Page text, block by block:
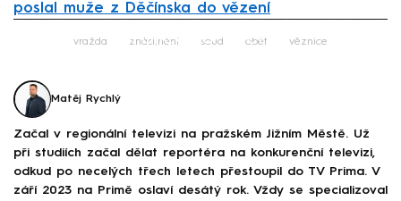
poslal muže z Děčínska do vězení
Failed to fetch
vražda znásilnění soud oběť věznice
Matěj Rychlý
Začal v regionální televizi na pražském Jižním Městě. Už
při studiích začal dělat reportéra na konkurenční televizi,
odkud po necelých třech letech přestoupil do TV Prima. V
září 2023 na Primě oslaví desátý rok. Vždy se specializoval